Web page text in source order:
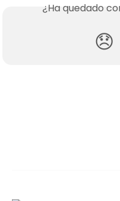
¿Ha quedado
😞